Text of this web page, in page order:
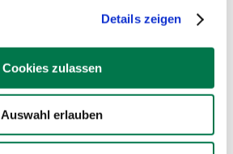
Details zeigen
Cookies zulassen
Auswahl erlauben